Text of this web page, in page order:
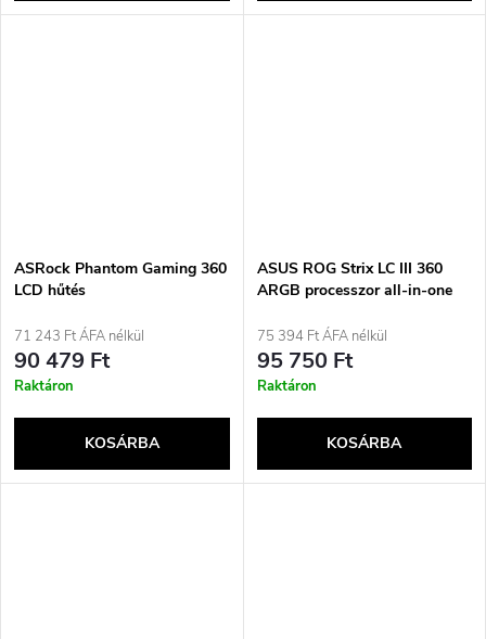
ASRock Phantom Gaming 360
LCD hűtés
71 243 Ft ÁFA nélkül
90 479 Ft
Raktáron
KOSÁRBA
ASUS ROG Strix LC III 360
ARGB processzor all-in-one
75 394 Ft ÁFA nélkül
95 750 Ft
Raktáron
KOSÁRBA